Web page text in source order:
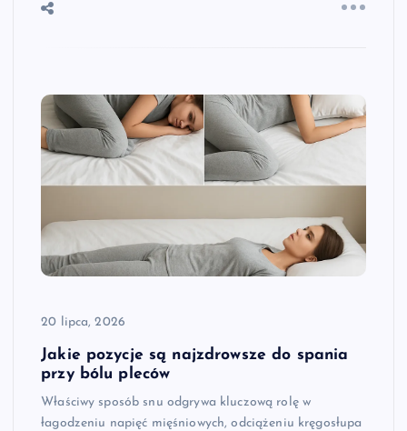
20 lipca, 2026
Jakie pozycje są najzdrowsze do spania
przy bólu pleców
Właściwy sposób snu odgrywa kluczową rolę w
łagodzeniu napięć mięśniowych, odciążeniu kręgosłupa